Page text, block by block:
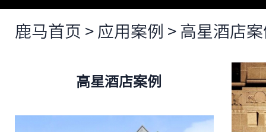
鹿马首页 > 应用案例 > 高星酒店
高星酒店案例